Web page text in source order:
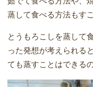
蒸して食べる方法もす
とうもろこしを蒸して
った発想が考えられる
ても蒸すことはできる